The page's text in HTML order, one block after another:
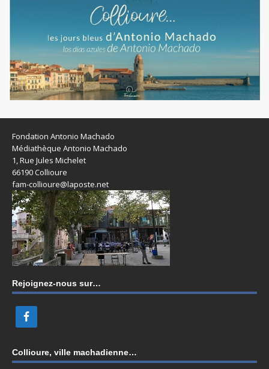
Fondation Antonio Machado
Médiathèque Antonio Machado
1, Rue Jules Michelet
66190 Collioure
fam-collioure@laposte.net
Rejoignez-nous sur…
Collioure, ville machadienne…